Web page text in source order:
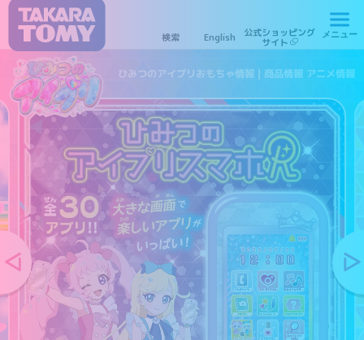
検索 English 公式ショッピング
サイト
メニュー
ひみつのアイプリおもちゃ情報｜商品情報 アニメ情報
商品情報 ムービー
ひみつのアイプリおもちゃ情報｜商品情報 アニメ情報